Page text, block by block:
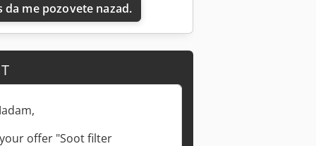
da me pozovete nazad.